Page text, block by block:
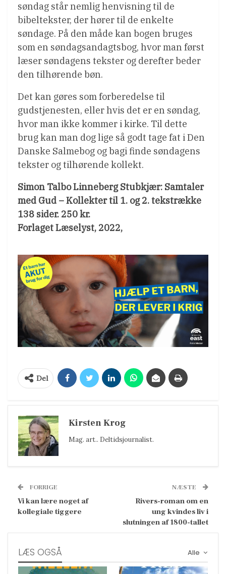
søndag står nemlig henvisning til de
bibeltekster, der hører til de enkelte
søndage. På den måde kan bogen bruges
som en søndagsandagtsbog, hvor man først
læser søndagens tekster og derefter beder
den tilhørende bøn.
Det kan gøres som forberedelse til
gudstjenesten, eller hvis det er en søndag,
hvor man ikke kommer i kirke. Til dette
brug kan man dog lige så godt tage fat i Den
Danske Salmebog og bagi finde søndagens
tekster og tilhørende kollekt.
Simon Talbo Linneberg Stubkjær: Samtaler
med Gud – Kollekter til 1. og 2. tekstrække
138 sider. 250 kr.
Forlaget Læselyst, 2022,
Del
Kirsten Krog
Mag. art.. Deltidsjournalist.
FORRIGE
Vi kan lære noget af
kollegiale tiggere
NÆSTE
Rivers-roman om en
ung kvindes liv i
slutningen af 1800-tallet
Alle
LÆS OGSÅ